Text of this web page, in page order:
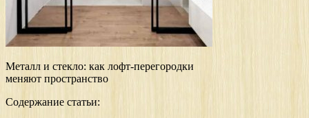
Металл и стекло: как лофт-перегородки
меняют пространство
Содержание статьи: